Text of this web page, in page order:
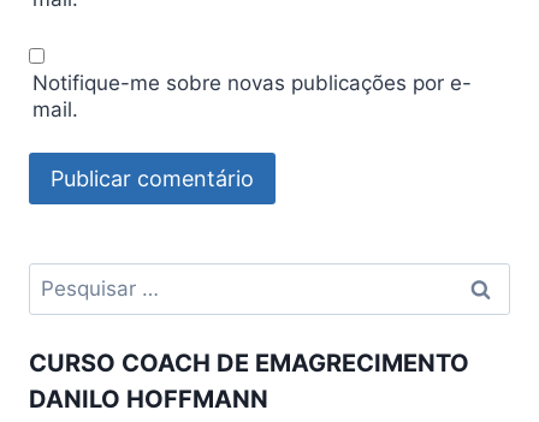
Notifique-me sobre novas publicações por e-
mail.
Pesquisar
por:
CURSO COACH DE EMAGRECIMENTO
DANILO HOFFMANN